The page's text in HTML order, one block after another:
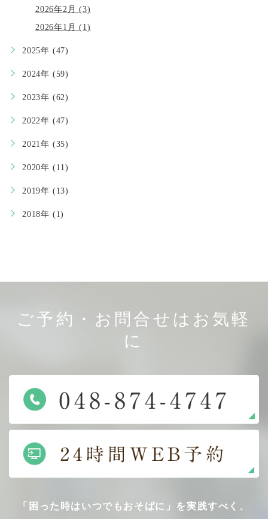
2026年2月 (3)
2026年1月 (1)
2025年 (47)
2024年 (59)
2023年 (62)
2022年 (47)
2021年 (35)
2020年 (11)
2019年 (13)
2018年 (1)
ご予約・お問合せはお気軽
に
「困った時はいつでもおそばに」を実践すべく、